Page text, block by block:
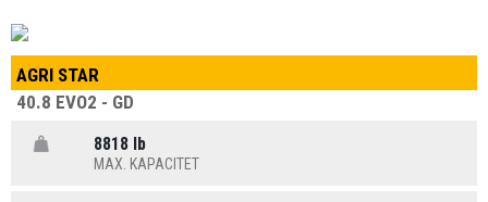
AGRI STAR
40.8 EVO2 - GD
8818 lb
MAX. KAPACITET